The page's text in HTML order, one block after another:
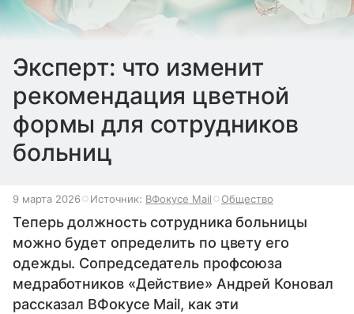
Эксперт: что изменит
рекомендация цветной
формы для сотрудников
больниц
9 марта 2026 Источник: ВФокусе Mail Общество
Теперь должность сотрудника больницы
можно будет определить по цвету его
одежды. Сопредседатель профсоюза
медработников «Действие» Андрей Коновал
рассказал ВФокусе Mail, как эти